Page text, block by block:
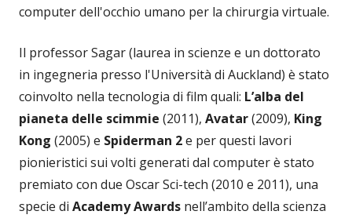
computer dell'occhio umano per la chirurgia virtuale.
Il professor Sagar (laurea in scienze e un dottorato
in ingegneria presso l'Università di Auckland) è stato
coinvolto nella tecnologia di film quali: L’alba del
pianeta delle scimmie (2011), Avatar(2009), King
Kong (2005) e Spiderman 2e per questi lavori
pionieristici sui volti generati dal computer è stato
premiato con due Oscar Sci-tech (2010 e 2011), una
specie di Academy Awards nell’ambito della scienza